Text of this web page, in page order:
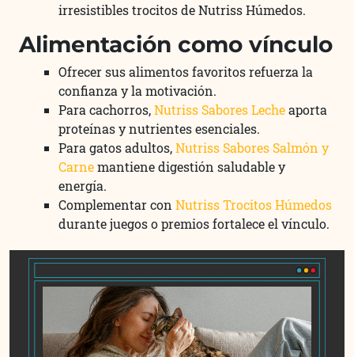
irresistibles trocitos de Nutriss Húmedos.
Alimentación como vínculo
Ofrecer sus alimentos favoritos refuerza la
confianza y la motivación.
Para cachorros,Nutriss Sabores Lecheaporta
proteínas y nutrientes esenciales.
Para gatos adultos,Nutriss Sabores Salmón y
Carnemantiene digestión saludable y
energía.
Complementar con Nutriss Trocitos Húmedos
durante juegos o premios fortalece el vínculo.